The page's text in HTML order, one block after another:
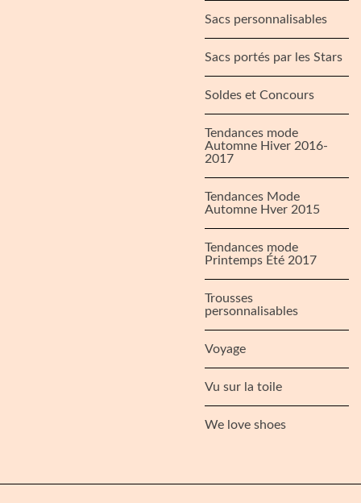
Sacs personnalisables
Sacs portés par les Stars
Soldes et Concours
Tendances mode
Automne Hiver 2016-
2017
Tendances Mode
Automne Hver 2015
Tendances mode
Printemps Été 2017
Trousses
personnalisables
Voyage
Vu sur la toile
We love shoes